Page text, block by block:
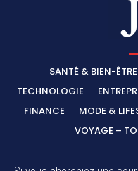
SANTÉ & BIEN-ÊTRE
TECHNOLOGIE
FINANCE
MODE &
VOYAGE –